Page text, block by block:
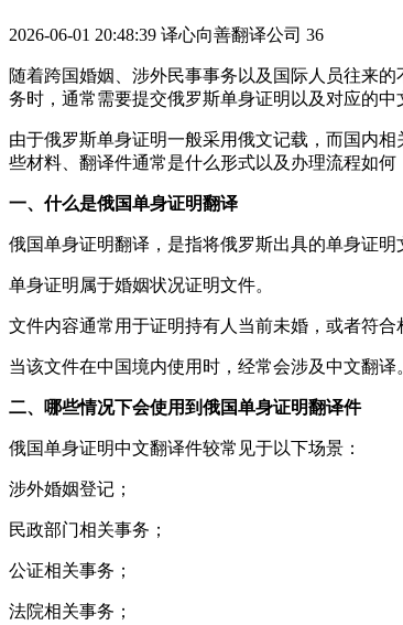
2026-06-01 20:48:39 译心向善翻译公司 36
随着跨国婚姻、涉外民事事务以及国际人员往来
务时，通常需要提交俄罗斯单身证明以及对应的中
由于俄罗斯单身证明一般采用俄文记载，而国内
些材料、翻译件通常是什么形式以及办理流程如何
一、什么是俄国单身证明翻译
俄国单身证明翻译，是指将俄罗斯出具的单身证
单身证明属于婚姻状况证明文件。
文件内容通常用于证明持有人当前未婚，或者符合
当该文件在中国境内使用时，经常会涉及中文翻译
二、哪些情况下会使用到俄国单身证明翻译件
俄国单身证明中文翻译件较常见于以下场景：
涉外婚姻登记；
民政部门相关事务；
公证相关事务；
法院相关事务；